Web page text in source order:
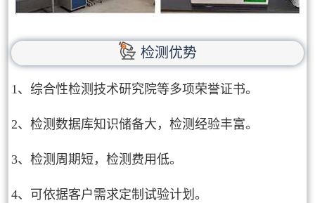
检测优势
1、综合性检测技术研究院等多项荣誉证书。
2、检测数据库知识储备大，检测经验丰富。
3、检测周期短，检测费用低。
4、可依据客户需求定制试验计划。